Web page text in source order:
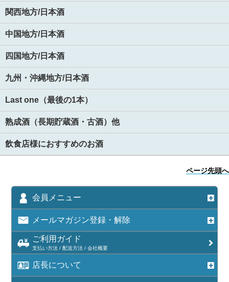
関西地方/日本酒
中国地方/日本酒
四国地方/日本酒
九州・沖縄地方/日本酒
Last one（最後の1本）
熟成酒（長期貯蔵酒・古酒）他
飲食店様におすすめのお酒
ページ先頭へ
会員メニュー
メールマガジン登録・解除
ご利用ガイド
支払い方法 / 配送方法 / 会社概要
店長について